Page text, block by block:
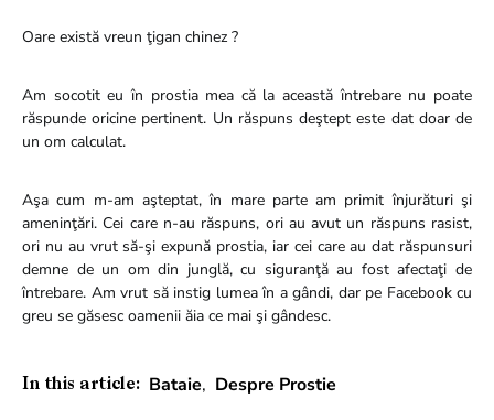
Oare există vreun ţigan chinez ?
Am socotit eu în prostia mea că la această întrebare nu poate
răspunde oricine pertinent. Un răspuns deştept este dat doar de
un om calculat.
Aşa cum m-am aşteptat, în mare parte am primit înjurături şi
ameninţări. Cei care n-au răspuns, ori au avut un răspuns rasist,
ori nu au vrut să-şi expună prostia, iar cei care au dat răspunsuri
demne de un om din junglă, cu siguranţă au fost afectaţi de
întrebare. Am vrut să instig lumea în a gândi, dar pe Facebook cu
greu se găsesc oamenii ăia ce mai şi gândesc.
In this article: Bataie, Despre Prostie